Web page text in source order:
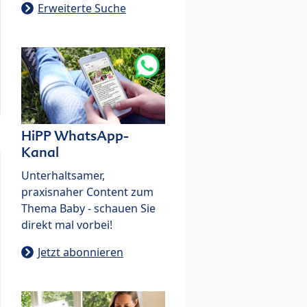
Erweiterte Suche
HiPP WhatsApp-
Kanal
Unterhaltsamer,
praxisnaher Content zum
Thema Baby - schauen Sie
direkt mal vorbei!
Jetzt abonnieren